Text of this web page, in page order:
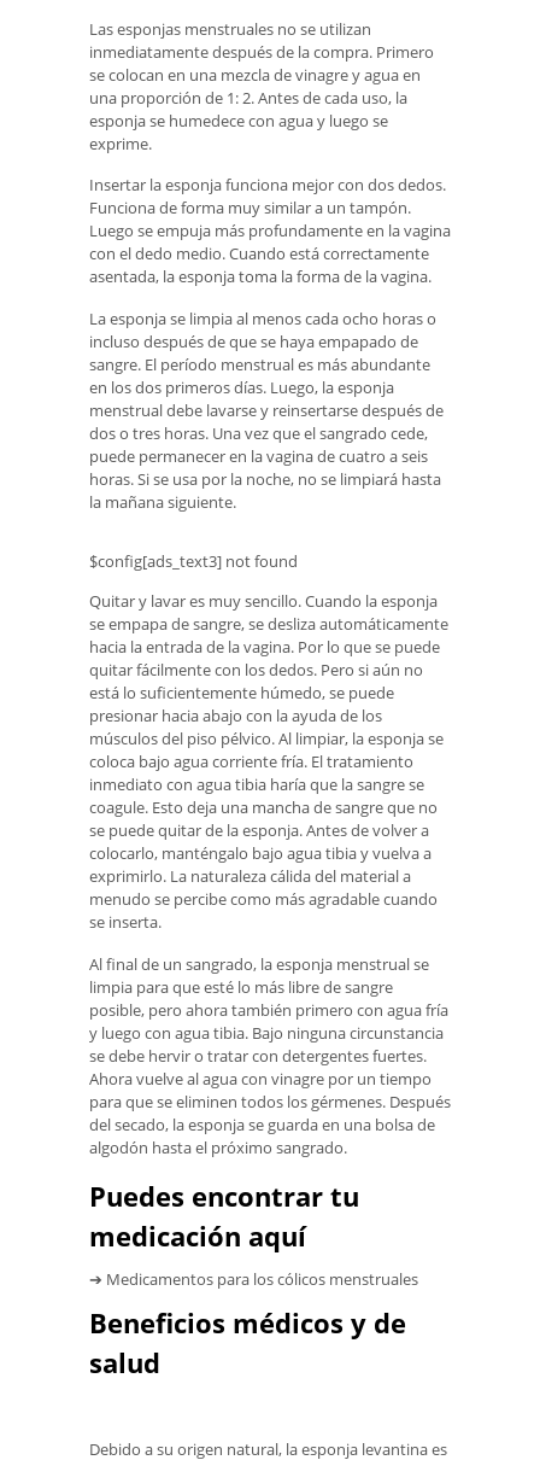
Las esponjas menstruales no se utilizan
inmediatamente después de la compra. Primero
se colocan en una mezcla de vinagre y agua en
una proporción de 1: 2. Antes de cada uso, la
esponja se humedece con agua y luego se
exprime.
Insertar la esponja funciona mejor con dos dedos.
Funciona de forma muy similar a un tampón.
Luego se empuja más profundamente en la vagina
con el dedo medio. Cuando está correctamente
asentada, la esponja toma la forma de la vagina.
La esponja se limpia al menos cada ocho horas o
incluso después de que se haya empapado de
sangre. El período menstrual es más abundante
en los dos primeros días. Luego, la esponja
menstrual debe lavarse y reinsertarse después de
dos o tres horas. Una vez que el sangrado cede,
puede permanecer en la vagina de cuatro a seis
horas. Si se usa por la noche, no se limpiará hasta
la mañana siguiente.
$config[ads_text3] not found
Quitar y lavar es muy sencillo. Cuando la esponja
se empapa de sangre, se desliza automáticamente
hacia la entrada de la vagina. Por lo que se puede
quitar fácilmente con los dedos. Pero si aún no
está lo suficientemente húmedo, se puede
presionar hacia abajo con la ayuda de los
músculos del piso pélvico. Al limpiar, la esponja se
coloca bajo agua corriente fría. El tratamiento
inmediato con agua tibia haría que la sangre se
coagule. Esto deja una mancha de sangre que no
se puede quitar de la esponja. Antes de volver a
colocarlo, manténgalo bajo agua tibia y vuelva a
exprimirlo. La naturaleza cálida del material a
menudo se percibe como más agradable cuando
se inserta.
Al final de un sangrado, la esponja menstrual se
limpia para que esté lo más libre de sangre
posible, pero ahora también primero con agua fría
y luego con agua tibia. Bajo ninguna circunstancia
se debe hervir o tratar con detergentes fuertes.
Ahora vuelve al agua con vinagre por un tiempo
para que se eliminen todos los gérmenes. Después
del secado, la esponja se guarda en una bolsa de
algodón hasta el próximo sangrado.
Puedes encontrar tu
medicación aquí
➔ Medicamentos para los cólicos menstruales
Beneficios médicos y de
salud
Debido a su origen natural, la esponja levantina es